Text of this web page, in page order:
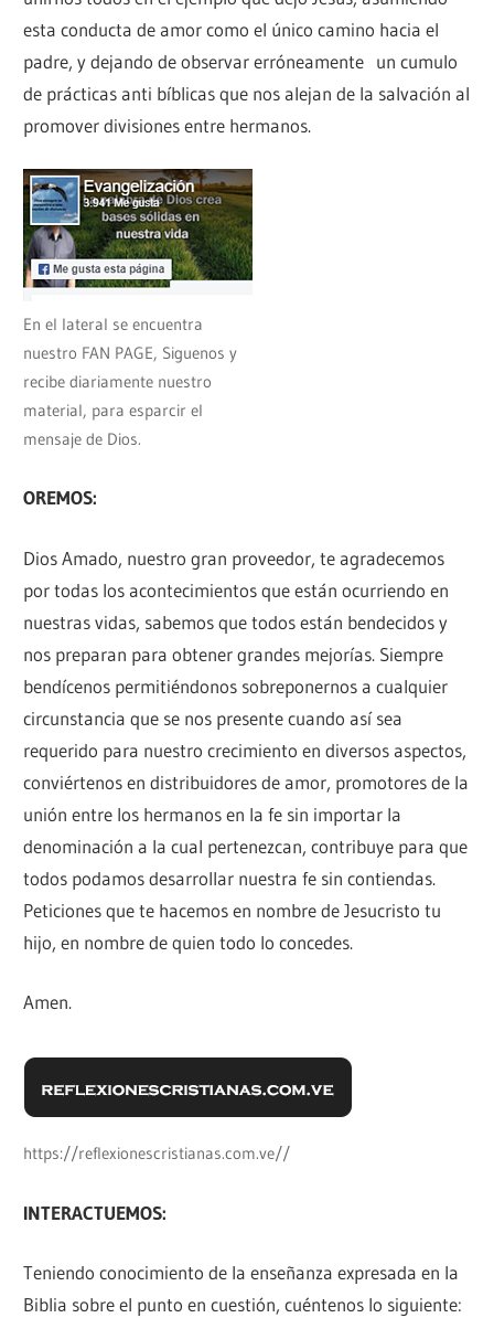
esta conducta de amor como el único camino hacia el
padre, y dejando de observar erróneamente un cumulo
de prácticas anti bíblicas que nos alejan de la salvación al
promover divisiones entre hermanos.
En el lateral se encuentra
nuestro FAN PAGE, Siguenos y
recibe diariamente nuestro
material, para esparcir el
mensaje de Dios.
OREMOS:
Dios Amado, nuestro gran proveedor, te agradecemos
por todas los acontecimientos que están ocurriendo en
nuestras vidas, sabemos que todos están bendecidos y
nos preparan para obtener grandes mejorías. Siempre
bendícenos permitiéndonos sobreponernos a cualquier
circunstancia que se nos presente cuando así sea
requerido para nuestro crecimiento en diversos aspectos,
conviértenos en distribuidores de amor, promotores de la
unión entre los hermanos en la fe sin importar la
denominación a la cual pertenezcan, contribuye para que
todos podamos desarrollar nuestra fe sin contiendas.
Peticiones que te hacemos en nombre de Jesucristo tu
hijo, en nombre de quien todo lo concedes.
Amen.
https://reflexionescristianas.com.ve//
INTERACTUEMOS:
Teniendo conocimiento de la enseñanza expresada en la
Biblia sobre el punto en cuestión, cuéntenos lo siguiente: